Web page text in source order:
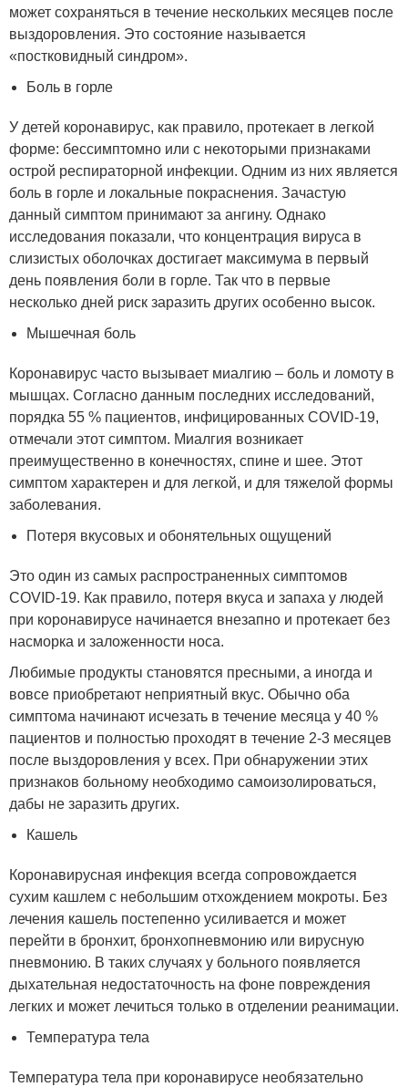
может сохраняться в течение нескольких месяцев после
выздоровления. Это состояние называется
«постковидный синдром».
Боль в горле
У детей коронавирус, как правило, протекает в легкой
форме: бессимптомно или с некоторыми признаками
острой респираторной инфекции. Одним из них является
боль в горле и локальные покраснения. Зачастую
данный симптом принимают за ангину. Однако
исследования показали, что концентрация вируса в
слизистых оболочках достигает максимума в первый
день появления боли в горле. Так что в первые
несколько дней риск заразить других особенно высок.
Мышечная боль
Коронавирус часто вызывает миалгию – боль и ломоту в
мышцах. Согласно данным последних исследований,
порядка 55 % пациентов, инфицированных COVID-19,
отмечали этот симптом. Миалгия возникает
преимущественно в конечностях, спине и шее. Этот
симптом характерен и для легкой, и для тяжелой формы
заболевания.
Потеря вкусовых и обонятельных ощущений
Это один из самых распространенных симптомов
COVID-19. Как правило, потеря вкуса и запаха у людей
при коронавирусе начинается внезапно и протекает без
насморка и заложенности носа.
Любимые продукты становятся пресными, а иногда и
вовсе приобретают неприятный вкус. Обычно оба
симптома начинают исчезать в течение месяца у 40 %
пациентов и полностью проходят в течение 2-3 месяцев
после выздоровления у всех. При обнаружении этих
признаков больному необходимо самоизолироваться,
дабы не заразить других.
Кашель
Коронавирусная инфекция всегда сопровождается
сухим кашлем с небольшим отхождением мокроты. Без
лечения кашель постепенно усиливается и может
перейти в бронхит, бронхопневмонию или вирусную
пневмонию. В таких случаях у больного появляется
дыхательная недостаточность на фоне повреждения
легких и может лечиться только в отделении реанимации.
Температура тела
Температура тела при коронавирусе необязательно